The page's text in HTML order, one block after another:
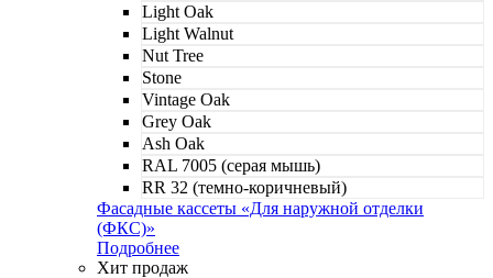
Light Oak
Light Walnut
Nut Tree
Stone
Vintage Oak
Grey Oak
Ash Oak
RAL 7005 (серая мышь)
RR 32 (темно-коричневый)
Фасадные кассеты «Для наружной отделки
(ФКС)»
Подробнее
Хит продаж